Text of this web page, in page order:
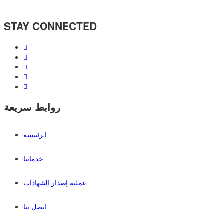
STAY CONNECTED
روابط سريعة
الرئيسية
خدماتنا
عملية إصدار الشهادات
اتصل بنا